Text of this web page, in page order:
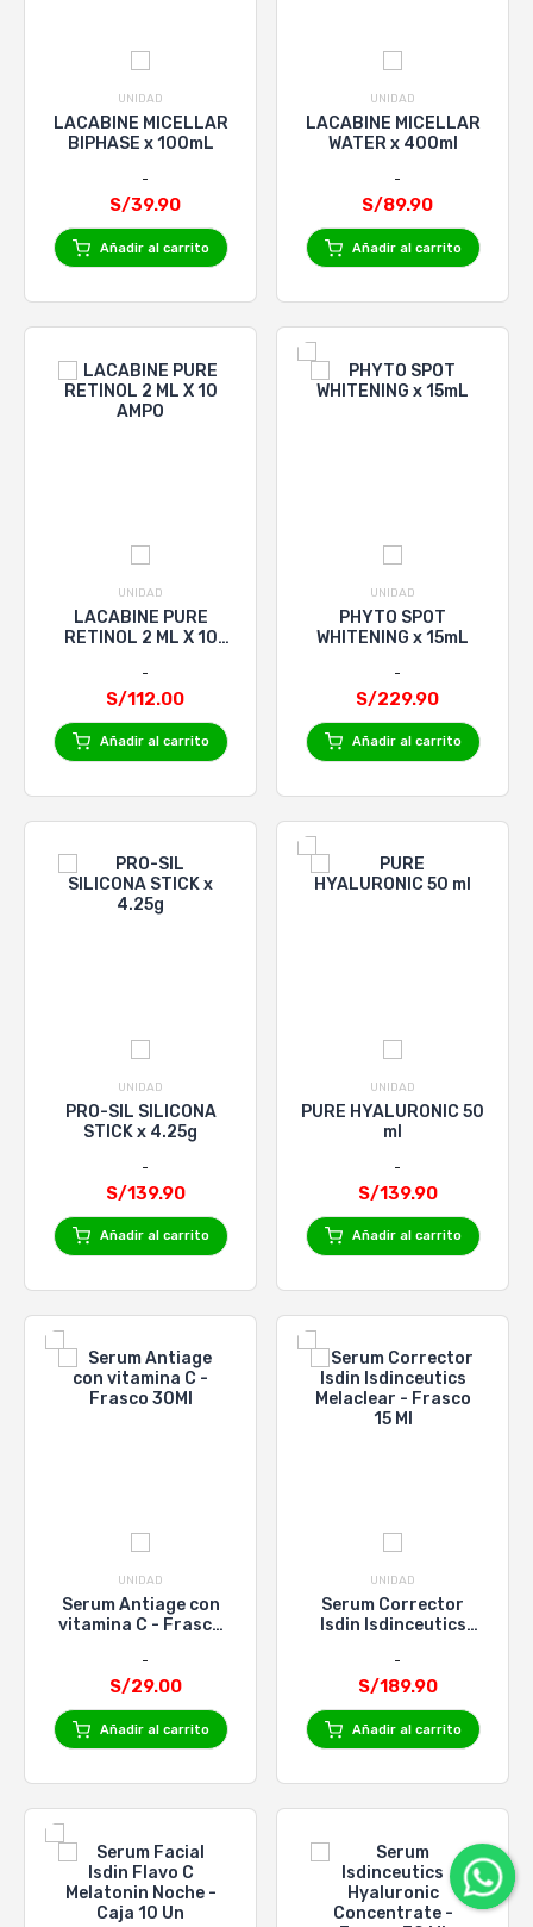
UNIDAD
LACABINE MICELLAR
BIPHASE x 100mL
S/39.90
Añadir al carrito
UNIDAD
LACABINE MICELLAR
WATER x 400ml
S/89.90
Añadir al carrito
UNIDAD
LACABINE PURE
RETINOL 2 ML X 10
S/112.00
Añadir al carrito
UNIDAD
PHYTO SPOT
WHITENING x 15mL
S/229.90
Añadir al carrito
UNIDAD
PRO-SIL SILICONA
STICK x 4.25g
S/139.90
Añadir al carrito
UNIDAD
PURE HYALURONIC 50
ml
S/139.90
Añadir al carrito
UNIDAD
Serum Antiage con
vitamina C - Frasco
S/29.00
Añadir al carrito
UNIDAD
Serum Corrector
Isdin Isdinceutics
Ml
S/189.90
Añadir al carrito